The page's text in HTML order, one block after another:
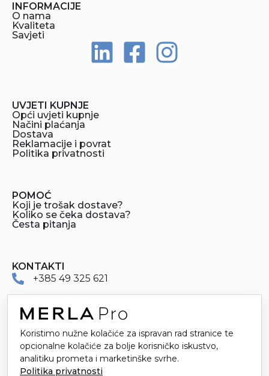
INFORMACIJE
O nama
Kvaliteta
Savjeti
UVJETI KUPNJE
Opći uvjeti kupnje
Načini plaćanja
Dostava
Reklamacije i povrat
Politika privatnosti
POMOĆ
Koji je trošak dostave?
Koliko se čeka dostava?
Česta pitanja
KONTAKTI
+385 49 325 621
merlapro@merla.hr
Dr. Stanka Pinjuha 16
49214 Veliko Trgovišće
Koristimo nužne kolačiće za ispravan rad stranice te
opcionalne kolačiće za bolje korisničko iskustvo,
analitiku prometa i marketinške svrhe.
Politika privatnosti